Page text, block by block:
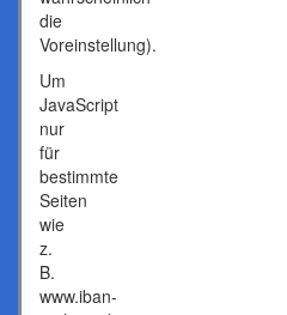
die
Voreinstellung).
Um
JavaScript
nur
für
bestimmte
Seiten
wie
z.
B.
www.iban-